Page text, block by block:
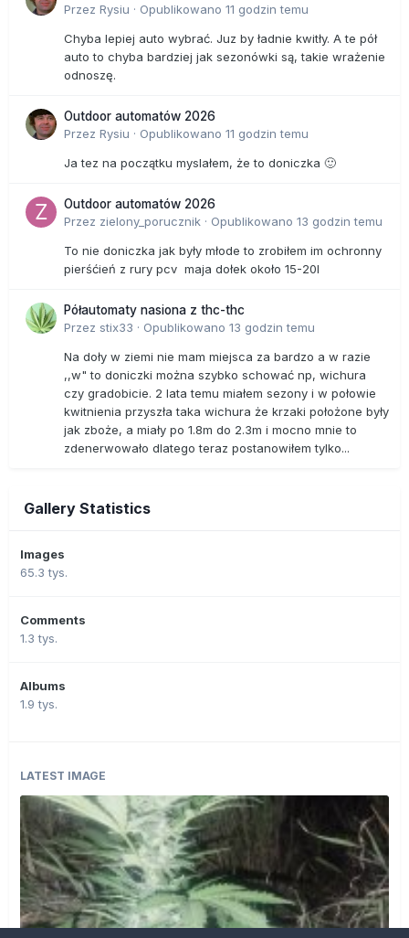
Przez Rysiu · Opublikowano 11 godzin temu
Chyba lepiej auto wybrać. Juz by ładnie kwitły. A te pół
auto to chyba bardziej jak sezonówki są, takie wrażenie
odnoszę.
Outdoor automatów 2026
Przez Rysiu · Opublikowano 11 godzin temu
Ja tez na początku myslałem, że to doniczka 🙂
Outdoor automatów 2026
Przez zielony_porucznik · Opublikowano 13 godzin temu
To nie doniczka jak były młode to zrobiłem im ochronny
pierśćień z rury pcv maja dołek około 15-20l
Półautomaty nasiona z thc-thc
Przez stix33 · Opublikowano 13 godzin temu
Na doły w ziemi nie mam miejsca za bardzo a w razie
,,w" to doniczki można szybko schować np, wichura
czy gradobicie. 2 lata temu miałem sezony i w połowie
kwitnienia przyszła taka wichura że krzaki położone były
jak zboże, a miały po 1.8m do 2.3m i mocno mnie to
zdenerwowało dlatego teraz postanowiłem tylko...
Gallery Statistics
Images
65.3 tys.
Comments
1.3 tys.
Albums
1.9 tys.
LATEST IMAGE